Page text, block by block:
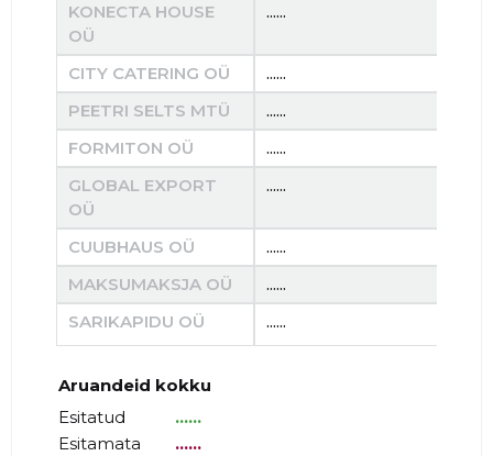
KONECTA HOUSE
OÜ
......
CITY CATERING OÜ ......
PEETRI SELTS MTÜ
......
FORMITON OÜ
......
GLOBAL EXPORT
OÜ
......
CUUBHAUS OÜ ......
MAKSUMAKSJA OÜ
......
SARIKAPIDU OÜ
......
Aruandeid kokku
Esitatud
......
Esitamata
......